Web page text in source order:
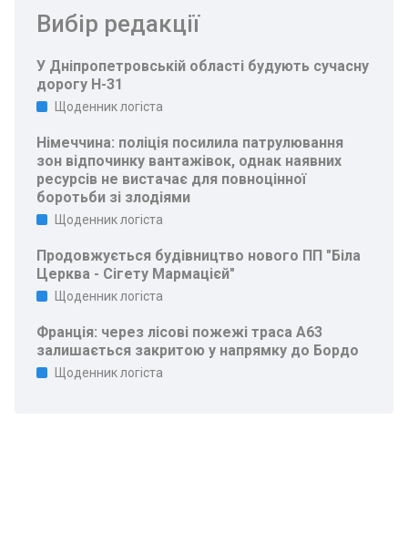
Вибір редакції
У Дніпропетровській області будують сучасну
дорогу Н-31
Щоденник логіста
Німеччина: поліція посилила патрулювання
зон відпочинку вантажівок, однак наявних
ресурсів не вистачає для повноцінної
боротьби зі злодіями
Щоденник логіста
Продовжується будівництво нового ПП "Біла
Церква - Сігету Мармацієй"
Щоденник логіста
Франція: через лісові пожежі траса A63
залишається закритою у напрямку до Бордо
Щоденник логіста